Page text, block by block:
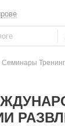
Семинары